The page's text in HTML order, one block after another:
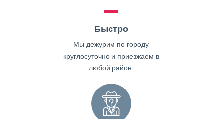
Быстро
Мы дежурим по городу
круглосуточно и приезжаем в
любой район.